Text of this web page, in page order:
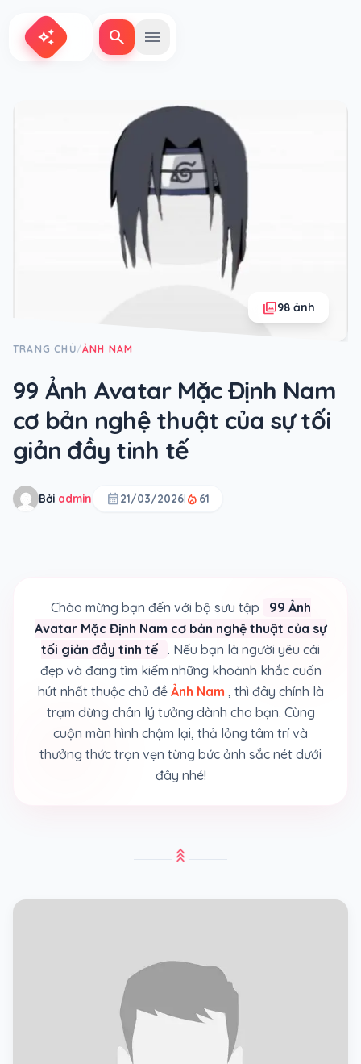
auto_awesome search menu
TRANG CHỦ/ẢNH NAM
99 Ảnh Avatar Mặc Định Nam
cơ bản nghệ thuật của sự tối
giản đầy tinh tế
Bởi admin calendar_month21/03/2026 local_fire_department 61
photo_library98 ảnh
Chào mừng bạn đến với bộ sưu tập
99 Ảnh
Avatar Mặc Định Nam cơ bản nghệ thuật của sự
tối giản đầy tinh tế . Nếu bạn là người yêu cái
đẹp và đang tìm kiếm những khoảnh khắc cuốn
hút nhất thuộc chủ đề Ảnh Nam , thì đây chính là
trạm dừng chân lý tưởng dành cho bạn. Cùng
cuộn màn hình chậm lại, thả lỏng tâm trí và
thưởng thức trọn vẹn từng bức ảnh sắc nét dưới
đây nhé!
stat_3